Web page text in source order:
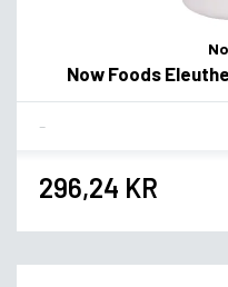
Now Foods
296,24 KR